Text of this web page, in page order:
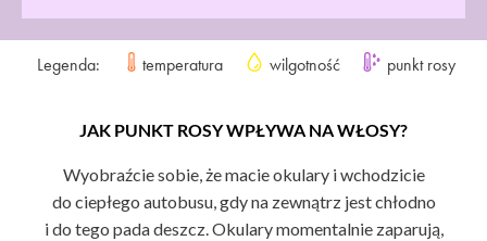
Legenda: temperatura wilgotność punkt rosy
JAK PUNKT ROSY WPŁYWA NA WŁOSY?
Wyobraźcie sobie, że macie okulary i wchodzicie
do ciepłego autobusu, gdy na zewnątrz jest chłodno
i do tego pada deszcz. Okulary momentalnie zaparują,